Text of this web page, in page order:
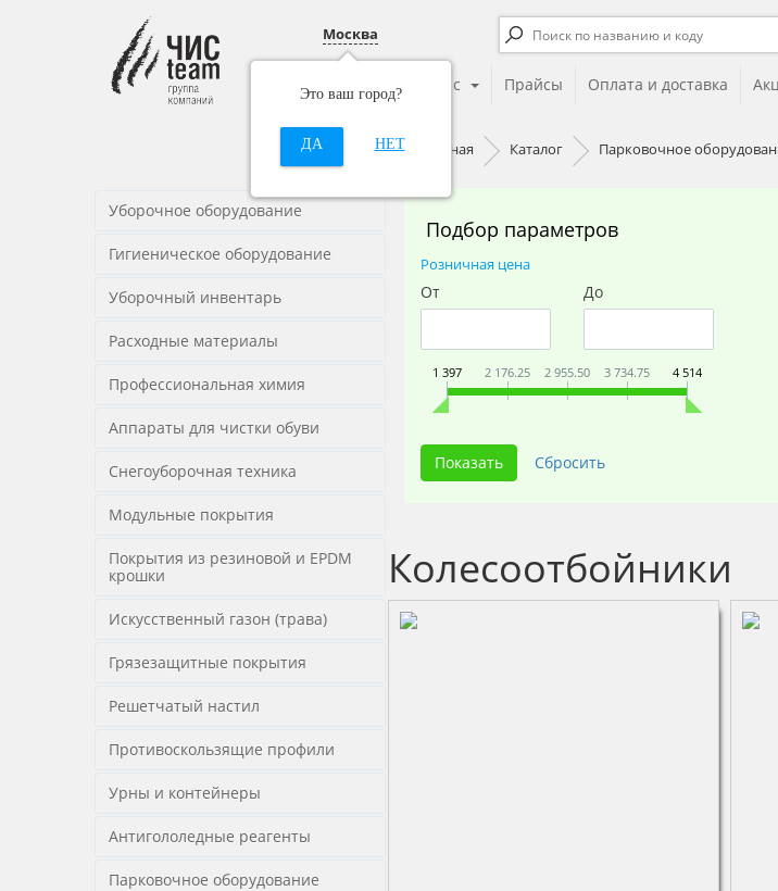
Москва
Это ваш город?
ДА НЕТ
О нас Прайсы Оплата и доставка
Главная Каталог Парковочное
Уборочное оборудование
Гигиеническое оборудование
Уборочный инвентарь
Расходные материалы
Профессиональная химия
Аппараты для чистки обуви
Снегоуборочная техника
Модульные покрытия
Покрытия из резиновой и EPDM
крошки
Искусственный газон (трава)
Грязезащитные покрытия
Решетчатый настил
Противоскользящие профили
Урны и контейнеры
Антигололедные реагенты
Парковочное оборудование
Подбор параметров
Розничная цена
От До
1 397 2 176.25 2 955.50 3 734.75 4 514
Колесоотбойники